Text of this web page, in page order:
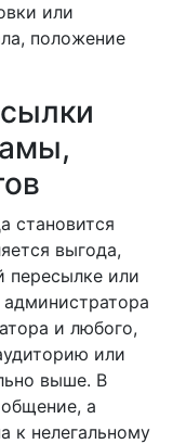
или
положение
становится
выгода,
пересылке или
и любого,
или
выше. В
а
к нелегальному